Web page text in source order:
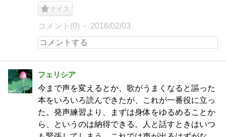
ナイス
コメント(0) 2016/02/03
フェリシア
今まで声を変えるとか、歌がうまくなると謳った
本をいろいろ読んできたが、これが一番役に立っ
た。発声練習より、まずは身体をゆるめることか
ら、というのは納得できる。人と話すときはいつ